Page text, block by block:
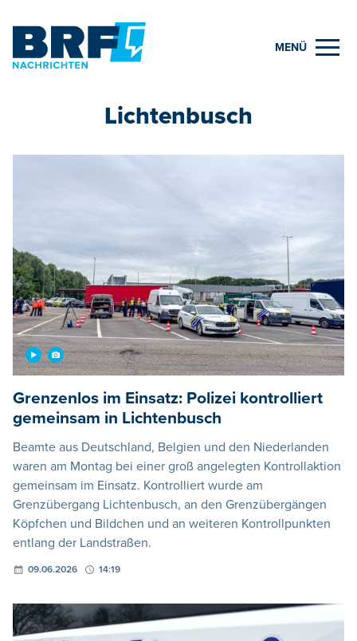
MENÜ
Lichtenbusch
Grenzenlos im Einsatz: Polizei kontrolliert
gemeinsam in Lichtenbusch
Beamte aus Deutschland, Belgien und den Niederlanden
waren am Montag bei einer groß angelegten Kontrollaktion
gemeinsam im Einsatz. Kontrolliert wurde am
Grenzübergang Lichtenbusch, an den Grenzübergängen
Köpfchen und Bildchen und an weiteren Kontrollpunkten
entlang der Landstraßen.
09.06.2026 14:19